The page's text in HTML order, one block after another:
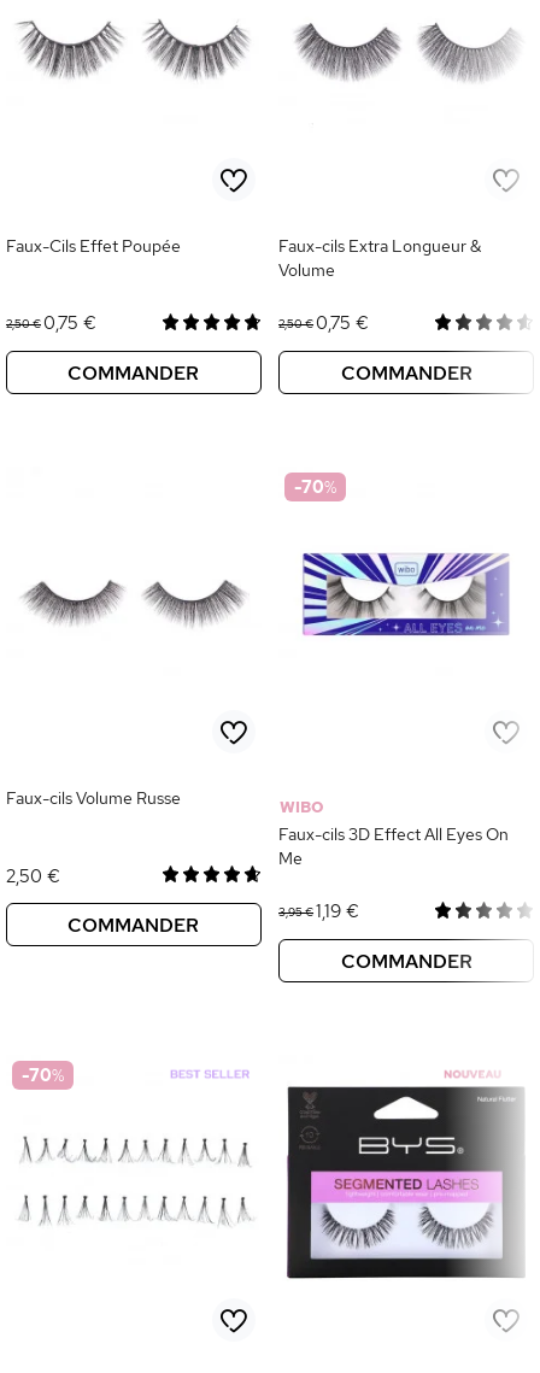
Faux-Cils Effet Poupée
2,50 €0,75 €
COMMANDER
Faux-cils Extra Longueur &
Volume
2,50 €0,75 €
COMMANDER
Faux-cils Volume Russe
2,50 €
COMMANDER
-70%
WIBO
Faux-cils 3D Effect All Eyes On
Me
3,95 €1,19 €
COMMANDER
-70%